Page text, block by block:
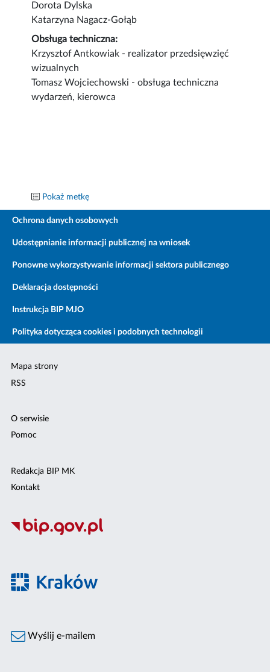
Dorota Dylska
Katarzyna Nagacz-Gołąb
Obsługa techniczna:
Krzysztof Antkowiak - realizator przedsięwzięć
wizualnych
Tomasz Wojciechowski - obsługa techniczna
wydarzeń, kierowca
Pokaż metkę
Ochrona danych osobowych
Udostępnianie informacji publicznej na wniosek
Ponowne wykorzystywanie informacji sektora publicznego
Deklaracja dostępności
Instrukcja BIP MJO
Polityka dotycząca cookies i podobnych technologii
Mapa strony
RSS
O serwisie
Pomoc
Redakcja BIP MK
Kontakt
Wyślij e-mailem